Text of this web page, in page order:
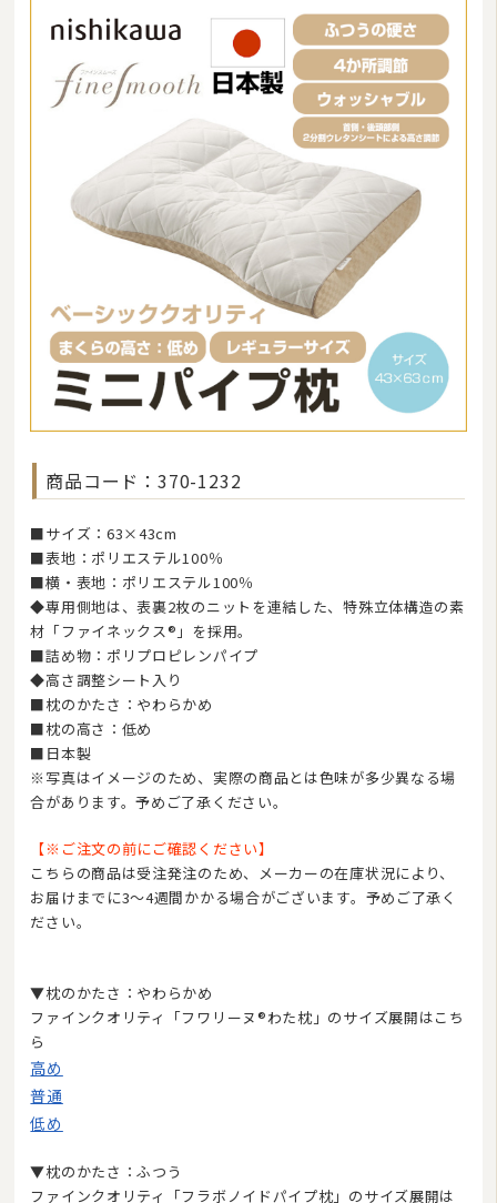
商品コード：370-1232
■サイズ：63×43cm
■表地：ポリエステル100％
■横・表地：ポリエステル100％
◆専用側地は、表裏2枚のニットを連結した、特殊立体構造の素
材「ファイネックス®」を採用。
■詰め物：ポリプロピレンパイプ
◆高さ調整シート入り
■枕のかたさ：やわらかめ
■枕の高さ：低め
■日本製
※写真はイメージのため、実際の商品とは色味が多少異なる場
合があります。予めご了承ください。
【※ご注文の前にご確認ください】
こちらの商品は受注発注のため、メーカーの在庫状況により、
お届けまでに3〜4週間かかる場合がございます。予めご了承く
ださい。
▼枕のかたさ：やわらかめ
ファインクオリティ「フワリーヌ®わた枕」のサイズ展開はこち
ら
高め
普通
低め
▼枕のかたさ：ふつう
ファインクオリティ「フラボノイドパイプ枕」のサイズ展開は
布団カバー
ベビー・ジュニア用寝具
こたつ布団
マルチカバー・クロス
ラグマット・カーペット
カーテン
タオル
美容・健康グッズ
日用品・生活雑貨
防炎・防災寝具
ペット用品
ムートン
ブランド
羽毛ふとんリフォーム・打ち直し
和ふとんの打ち直し・リフォーム
特集
1